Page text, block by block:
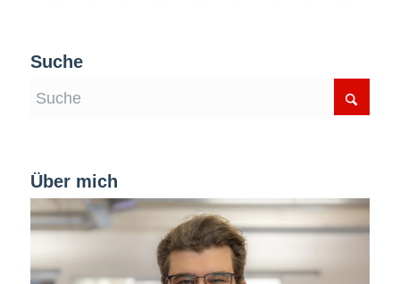
Suche
Über mich